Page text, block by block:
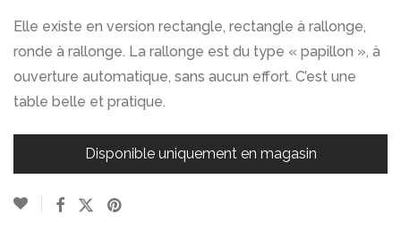
Elle existe en version rectangle, rectangle à rallonge,
ronde à rallonge. La rallonge est du type « papillon », à
ouverture automatique, sans aucun effort. C’est une
table belle et pratique.
Disponible uniquement en magasin